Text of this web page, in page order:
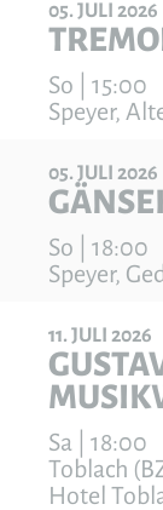
05 JULI 2026
So | 15:00
Speyer,
05 JULI 2026
So | 18:00
Speyer,
11 JULI 2026
Sa | 18:00
Toblach
Hotel